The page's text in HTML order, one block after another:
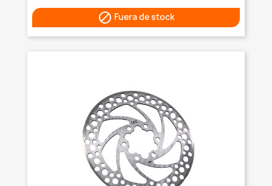
 Fuera de stock